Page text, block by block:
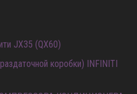
JX35 (QX60)
коробки) INFINITI